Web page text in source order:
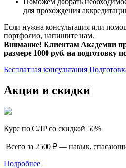
Поможем добрать
для прохождения
Если нужна консультация или
портфолио, напишите нам.
Внимание! Клиентам Академии
размере 1000 руб. на подготовку
Бесплатная консультация
Акции и скидки
Курс по СЛР со скидкой 50%
Всего за 2500 ₽ — навык,
Подробнее